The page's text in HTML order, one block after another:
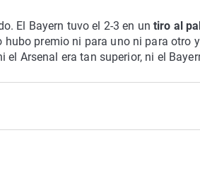
El Bayern tuvo el 2-3 en un tiro al
premio ni para uno ni para otro
Arsenal era tan superior, ni el